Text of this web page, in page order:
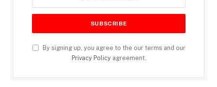
By signing up, you agree to the our terms and our
Privacy Policyagreement.